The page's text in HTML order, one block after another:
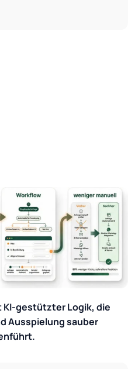
KI-gestützter Logik, die
Ausspielung sauber